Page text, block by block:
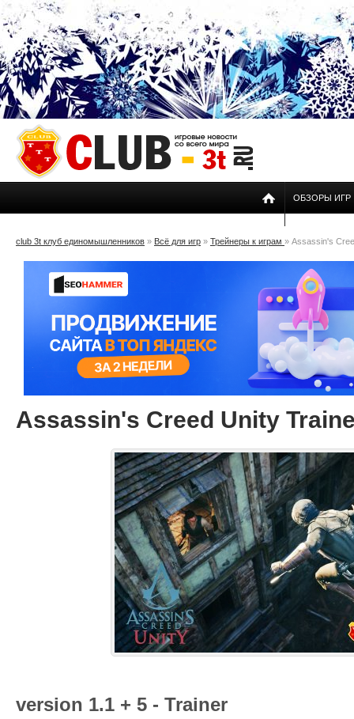
ОБЗОРЫ ИГР
club 3t клуб единомышленников » Всё для игр » Трейнеры к играм » Assassin's
Assassin's Creed Unity
version 1.1 + 5 - Trainer